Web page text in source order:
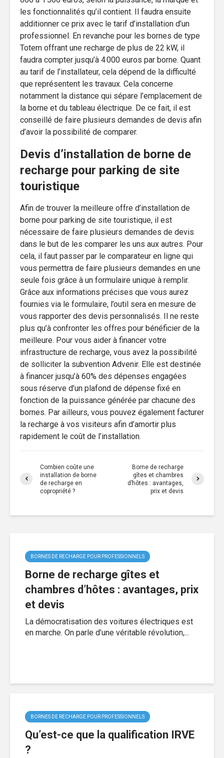
les fonctionnalités qu’il contient. Il faudra ensuite
additionner ce prix avec le tarif d’installation d’un
professionnel. En revanche pour les bornes de type
Totem offrant une recharge de plus de 22 kW, il
faudra compter jusqu’à 4 000 euros par borne. Quant
au tarif de l’installateur, cela dépend de la difficulté
que représentent les travaux. Cela concerne
notamment la distance qui sépare l’emplacement de
la borne et du tableau électrique. De ce fait, il est
conseillé de faire plusieurs demandes de devis afin
d’avoir la possibilité de comparer.
Devis d’installation de borne de
recharge pour parking de site
touristique
Afin de trouver la meilleure offre d’installation de
borne pour parking de site touristique, il est
nécessaire de faire plusieurs demandes de devis
dans le but de les comparer les uns aux autres. Pour
cela, il faut passer par le comparateur en ligne qui
vous permettra de faire plusieurs demandes en une
seule fois grâce à un formulaire unique à remplir.
Grâce aux informations précises que vous aurez
fournies via le formulaire, l’outil sera en mesure de
vous rapporter des devis personnalisés. Il ne reste
plus qu’à confronter les offres pour bénéficier de la
meilleure. Pour vous aider à financer votre
infrastructure de recharge, vous avez la possibilité
de solliciter la subvention Advenir. Elle est destinée
à financer jusqu’à 60% des dépenses engagées
sous réserve d’un plafond de dépense fixé en
fonction de la puissance générée par chacune des
bornes. Par ailleurs, vous pouvez également facturer
la recharge à vos visiteurs afin d’amortir plus
rapidement le coût de l’installation.
Combien coûte une
installation de borne
de recharge en
copropriété ?
Borne de recharge
gîtes et chambres
d’hôtes : avantages,
prix et devis
BORNES DE RECHARGE POUR PROFESSIONNELS
Borne de recharge gîtes et
chambres d’hôtes : avantages, prix
et devis
La démocratisation des voitures électriques est
en marche. On parle d’une véritable révolution,...
BORNES DE RECHARGE POUR PROFESSIONNELS
Qu’est-ce que la qualification IRVE
?